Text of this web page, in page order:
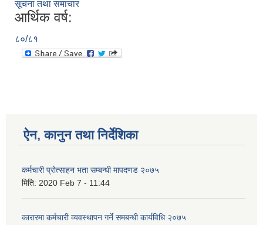
सूचना तथा समाचार
आर्थिक वर्ष:
८०/८१
ऐन, कानुन तथा निर्देशिका
कर्मचारी प्रोत्साहन भता सम्बन्धी मापदणड २०७५
मिति: 2020 Feb 7 - 11:44
कारारमा कर्मचारी व्यवस्थापन गर्ने समबन्धी कार्यविधि २०७५